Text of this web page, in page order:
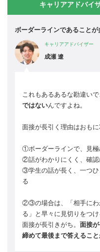
キャリアアドバイ
ボーダーラインであることが
キャリアアドバイザー
成瀬 遼
これもあるあるな勘違いで
ではないんですよね。
面接が長引く理由はおもに
①ボーダーラインで、見
②話がわかりにくく、確
③学生の話が長く、一つ
る
②③の場合は、「相手にわ
る」と早々に見切りをつ
面接が長引きがち。 面接
締めて最後まで答えるこ